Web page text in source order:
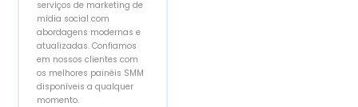
serviços de marketing de
mídia social com
abordagens modernas e
atualizadas. Confiamos
em nossos clientes com
os melhores painéis SMM
disponíveis a qualquer
momento.